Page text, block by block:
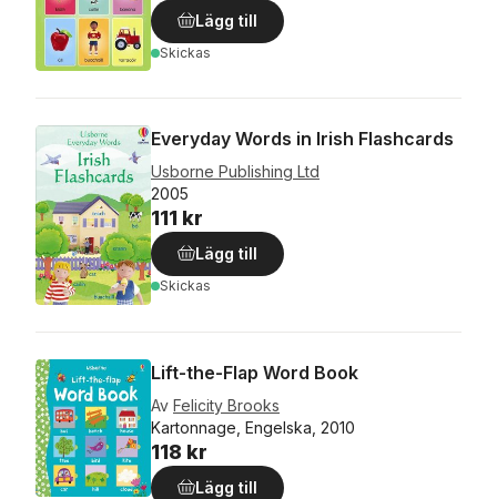
Lägg till
Skickas
Everyday Words in Irish Flashcards
Usborne Publishing Ltd
2005
111 kr
Lägg till
Skickas
Lift-the-Flap Word Book
Av Felicity Brooks
Kartonnage, Engelska, 2010
118 kr
Lägg till